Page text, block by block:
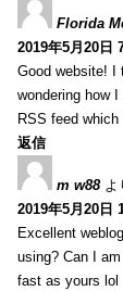
Florida
2019年5月20日
Good website! I
wondering how
RSS feed
返信
m w88 よ
2019年5月20日
Excellent
using? Can I
fast as yours lol